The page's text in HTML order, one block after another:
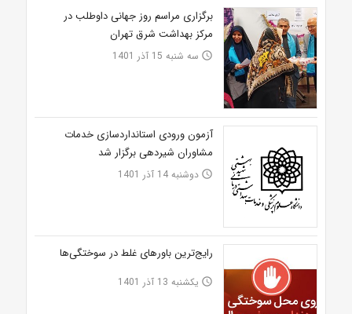
برگزاری مراسم روز جهانی داوطلب در
مرکز بهداشت شرق تهران
access_time سه شنبه 15 آذر 1401
آزمون ورودی استانداردسازی خدمات
مشاوران شیردهی برگزار شد
access_time دوشنبه 14 آذر 1401
رایج‌ترین باورهای غلط در سوختگی‌ها
access_time یکشنبه 13 آذر 1401